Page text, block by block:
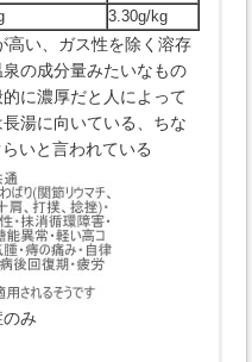
3.30g/kg
高い、ガス性を除く溶存
の成分量みたいなもの
に濃厚だと人によって
湯に向いている、ちな
いと言われている
み